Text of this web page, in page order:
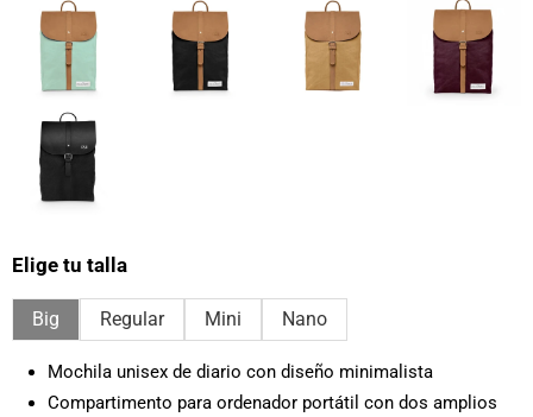
Elige tu talla
Big Regular Mini Nano
Mochila unisex de diario con diseño minimalista
Compartimento para ordenador portátil con dos amplios